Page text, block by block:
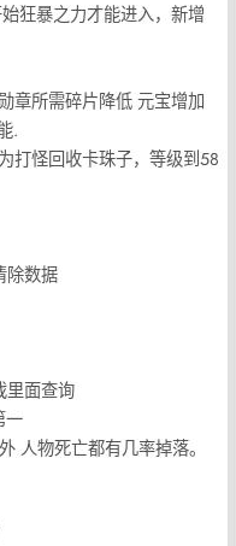
狂暴之力才能进入，新增
章所需碎片降低 元宝增加
.
打怪回收卡珠子，等级到58
除数据
里面查询
一
人物死亡都有几率掉落。